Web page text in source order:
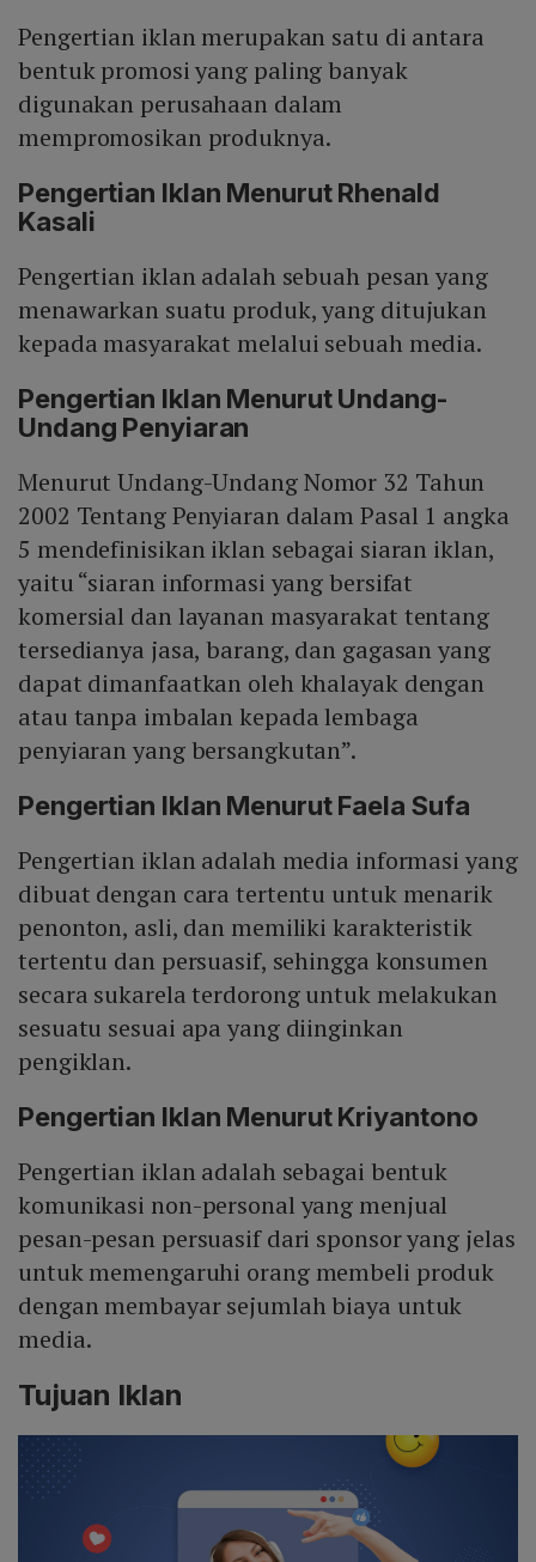
Pengertian iklan merupakan satu di antara
bentuk promosi yang paling banyak
digunakan perusahaan dalam
mempromosikan produknya.
Pengertian Iklan Menurut Rhenald
Kasali
Pengertian iklan adalah sebuah pesan yang
menawarkan suatu produk, yang ditujukan
kepada masyarakat melalui sebuah media.
Pengertian Iklan Menurut Undang-
Undang Penyiaran
Menurut Undang-Undang Nomor 32 Tahun
2002 Tentang Penyiaran dalam Pasal 1 angka
5 mendefinisikan iklan sebagai siaran iklan,
yaitu “siaran informasi yang bersifat
komersial dan layanan masyarakat tentang
tersedianya jasa, barang, dan gagasan yang
dapat dimanfaatkan oleh khalayak dengan
atau tanpa imbalan kepada lembaga
penyiaran yang bersangkutan”.
Pengertian Iklan Menurut Faela Sufa
Pengertian iklan adalah media informasi yang
dibuat dengan cara tertentu untuk menarik
penonton, asli, dan memiliki karakteristik
tertentu dan persuasif, sehingga konsumen
secara sukarela terdorong untuk melakukan
sesuatu sesuai apa yang diinginkan
pengiklan.
Pengertian Iklan Menurut Kriyantono
Pengertian iklan adalah sebagai bentuk
komunikasi non-personal yang menjual
pesan-pesan persuasif dari sponsor yang jelas
untuk memengaruhi orang membeli produk
dengan membayar sejumlah biaya untuk
media.
Tujuan Iklan